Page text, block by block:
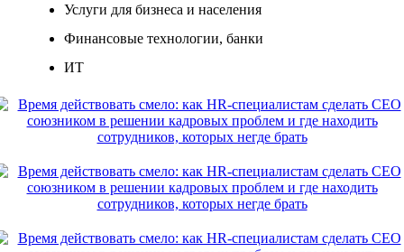
Услуги для бизнеса и населения
Финансовые технологии, банки
ИТ